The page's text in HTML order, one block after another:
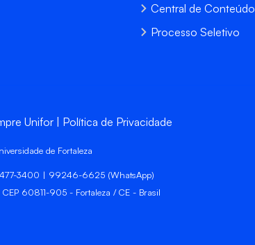
Central de Conteúdo
Processo Seletivo
Unifor Política de Privacidade
de Fortaleza
3400 | 99246-6625 (WhatsApp)
CEP 60811-905 - Fortaleza / CE - Brasil